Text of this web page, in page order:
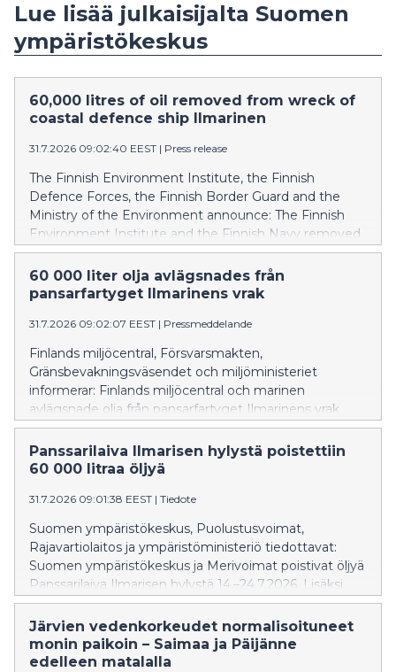
Lue lisää julkaisijalta Suomen
ympäristökeskus
60,000 litres of oil removed from wreck of
coastal defence ship Ilmarinen
31.7.2026 09:02:40 EEST | Press release
The Finnish Environment Institute, the Finnish
Defence Forces, the Finnish Border Guard and the
Ministry of the Environment announce: The Finnish
Environment Institute and the Finnish Navy removed
oil from the wreck of the coastal defence ship
Ilmarinen between 14 and 24 July 2026. In addition,
the Finnish Border Guard, which was prepared for
Medical Center participated in the operation. Over the
course of two weeks, approximately 60,000 litres of oil
was recovered from the vessel’s fuel tanks, but the
wreck could not be completely emptied yet. Because
of the rough seas, the work had to be interrupted
from time to time.
60 000 liter olja avlägsnades från
pansarfartyget Ilmarinens vrak
31.7.2026 09:02:07 EEST | Pressmeddelande
Finlands miljöcentral, Försvarsmakten,
Gränsbevakningsväsendet och miljöministeriet
informerar: Finlands miljöcentral och marinen
avlägsnade olja från pansarfartyget Ilmarinens vrak
mellan den 14 och 24 juli 2026. I operationen deltog
även Gränsbevakningsväsendet, som var i beredskap
för miljöskyddsuppdrag, samt Centret för dykmedicin.
Ilmarinens tankar, men vraket kunde ännu inte
tömmas helt. Arbetet måste tidvis avbrytas på grund
av hård sjögång.
Panssarilaiva Ilmarisen hylystä poistettiin
60 000 litraa öljyä
31.7.2026 09:01:38 EEST | Tiedote
Suomen ympäristökeskus, Puolustusvoimat,
Rajavartiolaitos ja ympäristöministeriö tiedottavat:
Suomen ympäristökeskus ja Merivoimat poistivat öljyä
Panssarilaiva Ilmarisen hylystä 14.–24.7.2026. Lisäksi
operaatioon osallistuivat ympäristövahinkojen
torjuntaan varautunut Rajavartiolaitos ja
Sukelluslääketieteen keskus. Kahden viikon aikana
Ilmarisen tankeista saatiin talteen noin 60 000 litraa
Järvien vedenkorkeudet normalisoituneet
monin paikoin – Saimaa ja Päijänne
edelleen matalalla